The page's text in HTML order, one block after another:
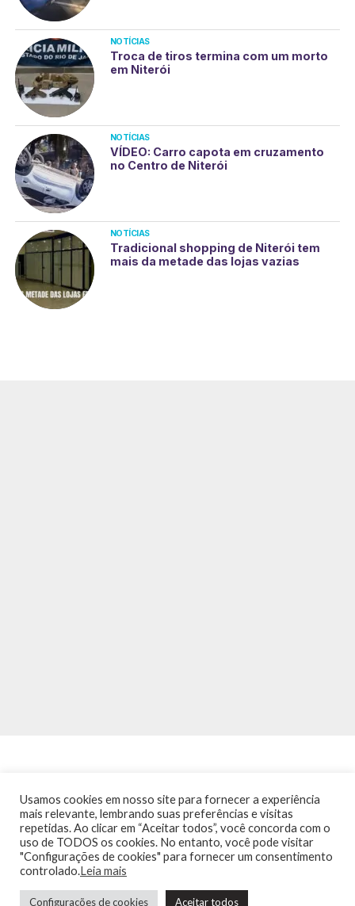
NOTÍCIAS
Troca de tiros termina com um morto
em Niterói
NOTÍCIAS
VÍDEO: Carro capota em cruzamento
no Centro de Niterói
NOTÍCIAS
Tradicional shopping de Niterói tem
mais da metade das lojas vazias
INÍCIO NOTÍCIAS AGENDA CONTATO
TRÂNSITO NA PONTE
TERMOS DE USO / POLÍTICA DE PRIVACIDADE
Usamos cookies em nosso site para fornecer a experiência
mais relevante, lembrando suas preferências e visitas
repetidas. Ao clicar em “Aceitar todos”, você concorda com o
uso de TODOS os cookies. No entanto, você pode visitar
"Configurações de cookies" para fornecer um consentimento
controlado.Leia mais
Configurações de cookies Aceitar todos